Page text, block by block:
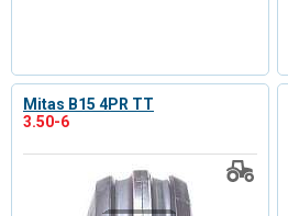
Mitas B15 4PR TT
3.50-6